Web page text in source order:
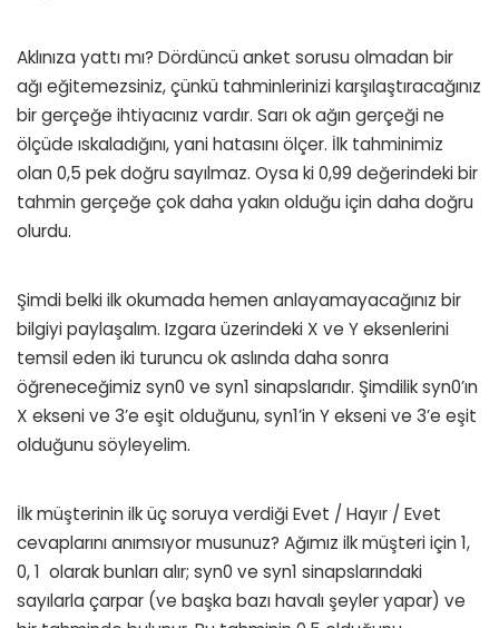
Aklınıza yattı mı? Dördüncü anket sorusu olmadan bir
ağı eğitemezsiniz, çünkü tahminlerinizi karşılaştıracağınız
bir gerçeğe ihtiyacınız vardır. Sarı ok ağın gerçeği ne
ölçüde ıskaladığını, yani hatasını ölçer. İlk tahminimiz
olan 0,5 pek doğru sayılmaz. Oysa ki 0,99 değerindeki bir
tahmin gerçeğe çok daha yakın olduğu için daha doğru
olurdu.
Şimdi belki ilk okumada hemen anlayamayacağınız bir
bilgiyi paylaşalım. Izgara üzerindeki X ve Y eksenlerini
temsil eden iki turuncu ok aslında daha sonra
öğreneceğimiz syn0 ve syn1 sinapslarıdır. Şimdilik syn0’ın
X ekseni ve 3’e eşit olduğunu, syn1’in Y ekseni ve 3’e eşit
olduğunu söyleyelim.
İlk müşterinin ilk üç soruya verdiği Evet / Hayır / Evet
cevaplarını anımsıyor musunuz? Ağımız ilk müşteri için 1,
0, 1 olarak bunları alır; syn0 ve syn1 sinapslarındaki
sayılarla çarpar (ve başka bazı havalı şeyler yapar) ve